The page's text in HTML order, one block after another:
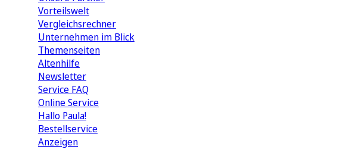
Vorteilswelt
Vergleichsrechner
Unternehmen im Blick
Themenseiten
Altenhilfe
Newsletter
Service FAQ
Online Service
Hallo Paula!
Bestellservice
Anzeigen